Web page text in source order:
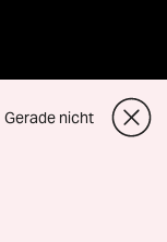
Gerade nicht